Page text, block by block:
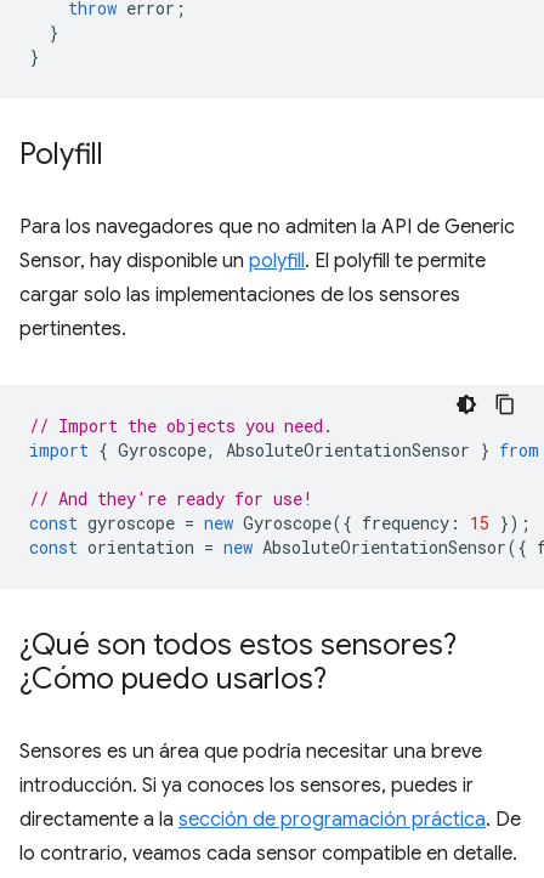
throw error ;
}
}
Polyfill
Para los navegadores que no admiten la API de Generic
Sensor, hay disponible un polyfill. El polyfill te permite
cargar solo las implementaciones de los sensores
pertinentes.
// Import the objects you need.
import { Gyroscope, AbsoluteOrientationSensor } from
// And they're ready for use!
const gyroscope = new Gyroscope({ frequency : 15 });
const orientation = new AbsoluteOrientationSensor({
¿Qué son todos estos sensores?
¿Cómo puedo usarlos?
Sensores es un área que podría necesitar una breve
introducción. Si ya conoces los sensores, puedes ir
directamente a la sección de programación práctica. De
lo contrario, veamos cada sensor compatible en detalle.